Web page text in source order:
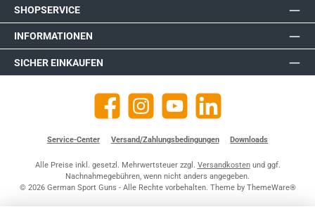
SHOPSERVICE
INFORMATIONEN
SICHER EINKAUFEN
Facebook Instagram YouTube https://de.linkedin.com/company/
Service-Center Versand/Zahlungsbedingungen Downloads
Alle Preise inkl. gesetzl. Mehrwertsteuer zzgl. Versandkostenund ggf.
Nachnahmegebühren, wenn nicht anders angegeben.
© 2026 German Sport Guns - Alle Rechte vorbehalten. Theme by ThemeWare®